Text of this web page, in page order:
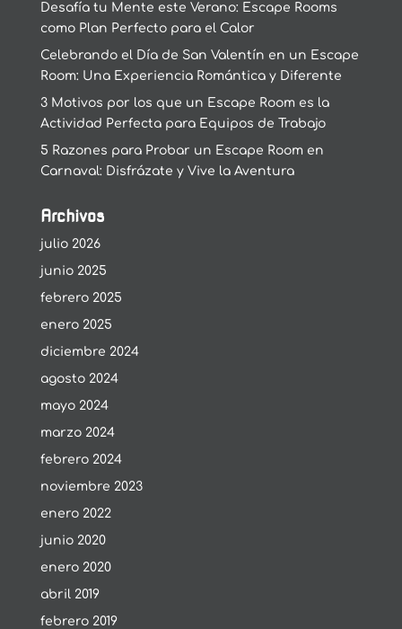
Desafía tu Mente este Verano: Escape Rooms
como Plan Perfecto para el Calor
Celebrando el Día de San Valentín en un Escape
Room: Una Experiencia Romántica y Diferente
3 Motivos por los que un Escape Room es la
Actividad Perfecta para Equipos de Trabajo
5 Razones para Probar un Escape Room en
Carnaval: Disfrázate y Vive la Aventura
Archivos
julio 2026
junio 2025
febrero 2025
enero 2025
diciembre 2024
agosto 2024
mayo 2024
marzo 2024
febrero 2024
noviembre 2023
enero 2022
junio 2020
enero 2020
abril 2019
febrero 2019